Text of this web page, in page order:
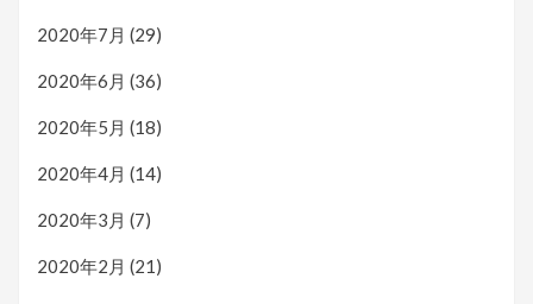
2020年7月 (29)
2020年6月 (36)
2020年5月 (18)
2020年4月 (14)
2020年3月 (7)
2020年2月 (21)